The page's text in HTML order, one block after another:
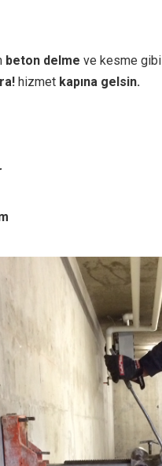
beton delme ve kesme gibi
hizmet kapına gelsin.